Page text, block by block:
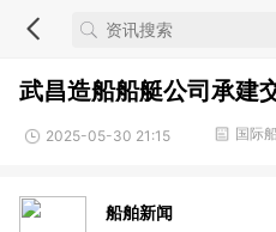
武昌造船船艇公司承建
2025-05-30 21:15 国际
船舶新闻